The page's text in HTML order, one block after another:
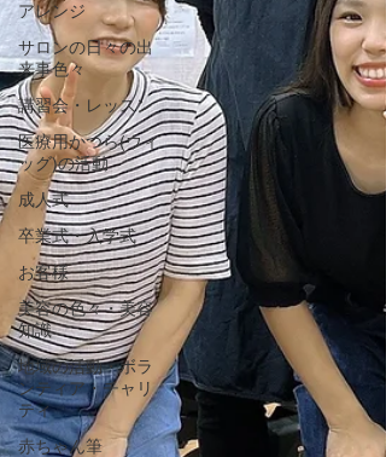
アレンジ
サロンの日々の出
来事色々
講習会・レッスン
医療用かつら(ウィ
ッグ)の活動
成人式
卒業式・入学式
お客様
美容の色々・美容
知識
地域の活動・ボラ
ンティア・チャリ
ティ
赤ちゃん筆